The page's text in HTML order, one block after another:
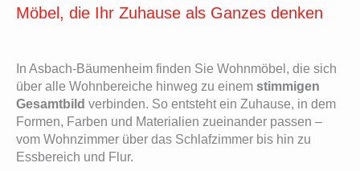
Möbel, die Ihr Zuhause als Ganzes denken
In Asbach-Bäumenheim finden Sie Wohnmöbel, die sich
über alle Wohnbereiche hinweg zu einem stimmigen
Gesamtbild verbinden. So entsteht ein Zuhause, in dem
Formen, Farben und Materialien zueinander passen –
vom Wohnzimmer über das Schlafzimmer bis hin zu
Essbereich und Flur.